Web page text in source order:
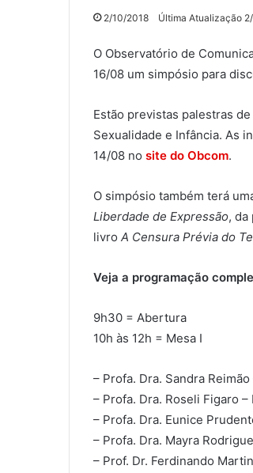
2/10/2018 Última Atualização
O Observatório de
16/08 um simpósio para
Estão previstas palestras
Sexualidade e Infância. As
14/08 no site do Obcom.
O simpósio também terá
Liberdade de Expressão, da
livro A Censura Prévia do
Veja a programação
9h30 = Abertura
10h às 12h = Mesa I
– Profa. Dra. Sandra
– Profa. Dra. Roseli Figaro
– Profa. Dra. Eunice
– Profa. Dra. Mayra
– Prof. Dr. Ferdinando